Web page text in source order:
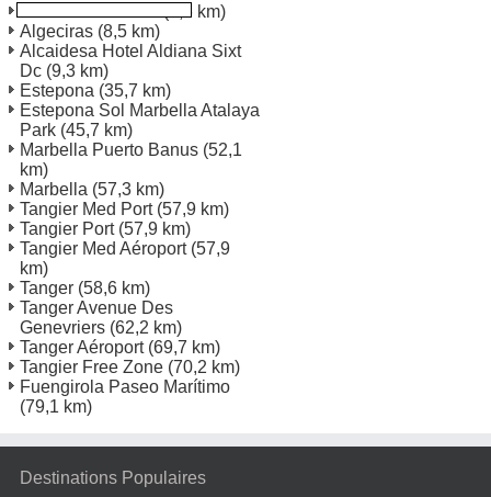
(0,6 km)
Algeciras (8,5 km)
Alcaidesa Hotel Aldiana Sixt
Dc (9,3 km)
Estepona (35,7 km)
Estepona Sol Marbella Atalaya
Park (45,7 km)
Marbella Puerto Banus (52,1
km)
Marbella (57,3 km)
Tangier Med Port(57,9 km)
Tangier Port(57,9 km)
Tangier Med Aéroport(57,9
km)
Tanger (58,6 km)
Tanger Avenue Des
Genevriers (62,2 km)
Tanger Aéroport(69,7 km)
Tangier Free Zone (70,2 km)
Fuengirola Paseo Marítimo
(79,1 km)
Destinations Populaires